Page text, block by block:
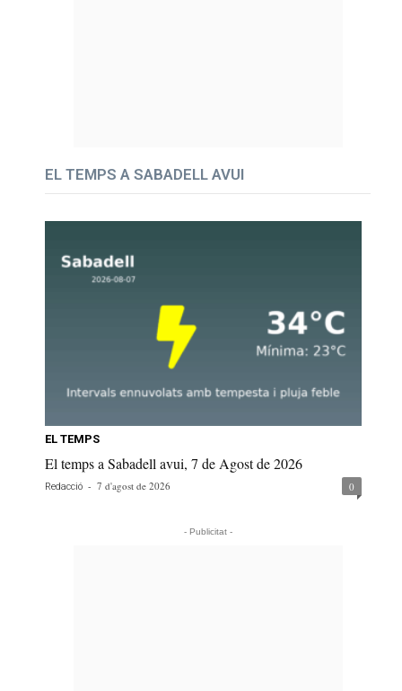
EL TEMPS A SABADELL AVUI
EL TEMPS
El temps a Sabadell avui, 7 de Agost de 2026
Redacció - 7 d'agost de 2026 0
- Publicitat -